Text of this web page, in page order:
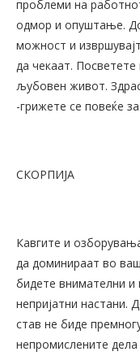
проблеми на
одмор и опуштање.
можност и
да чекаат.
љубовен живот.
-грижете се повеќе
СКОРПИЈА
Кавгите и
да доминираат во
бидете внимателни
непријатни настани.
став не биде
непромислените